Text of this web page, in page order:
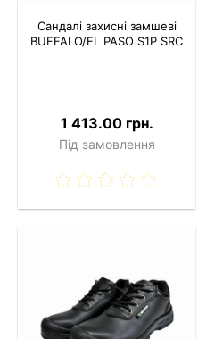
Сандалі захисні замшеві
BUFFALO/EL PASO S1P SRC
1 413.00 грн.
Під замовлення